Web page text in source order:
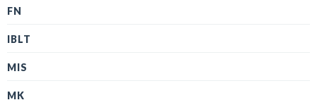
FN
IBLT
MIS
MK